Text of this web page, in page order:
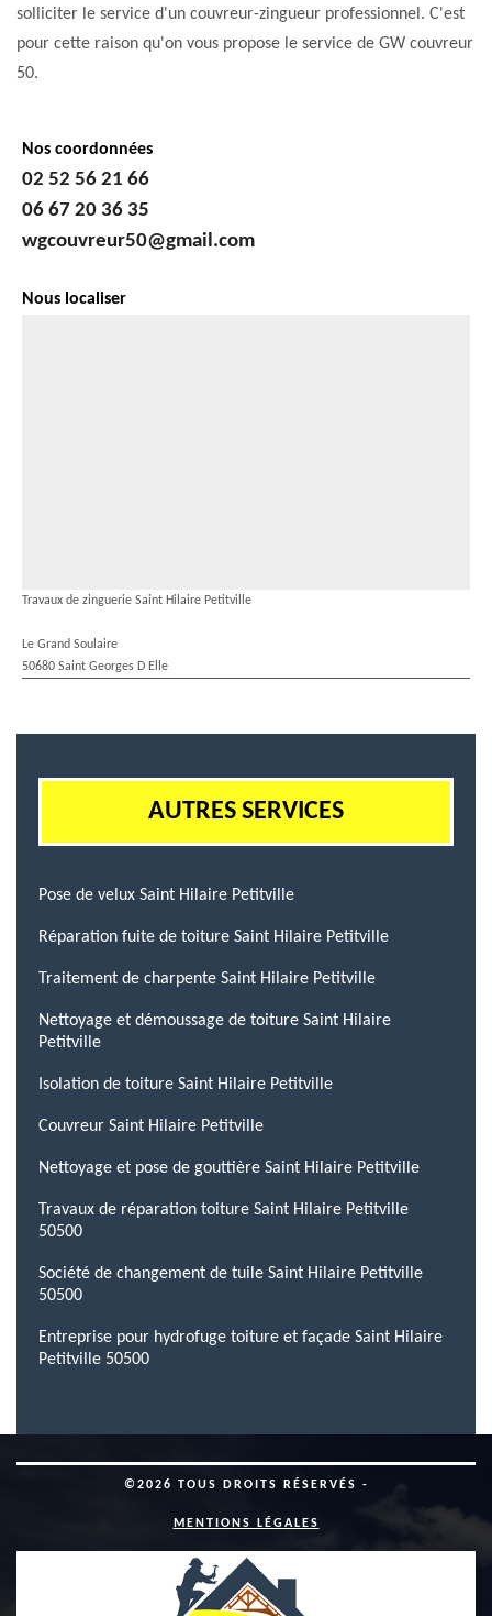
solliciter le service d'un couvreur-zingueur professionnel. C'est
pour cette raison qu'on vous propose le service de GW couvreur
50.
Nos coordonnées
02 52 56 21 66
06 67 20 36 35
wgcouvreur50@gmail.com
Nous localiser
Travaux de zinguerie Saint Hilaire Petitville
Le Grand Soulaire
50680 Saint Georges D Elle
AUTRES SERVICES
Pose de velux Saint Hilaire Petitville
Réparation fuite de toiture Saint Hilaire Petitville
Traitement de charpente Saint Hilaire Petitville
Nettoyage et démoussage de toiture Saint Hilaire
Petitville
Isolation de toiture Saint Hilaire Petitville
Couvreur Saint Hilaire Petitville
Nettoyage et pose de gouttière Saint Hilaire Petitville
Travaux de réparation toiture Saint Hilaire Petitville
50500
Société de changement de tuile Saint Hilaire Petitville
50500
Entreprise pour hydrofuge toiture et façade Saint Hilaire
Petitville 50500
©2026 TOUS DROITS RÉSERVÉS -
MENTIONS LÉGALES